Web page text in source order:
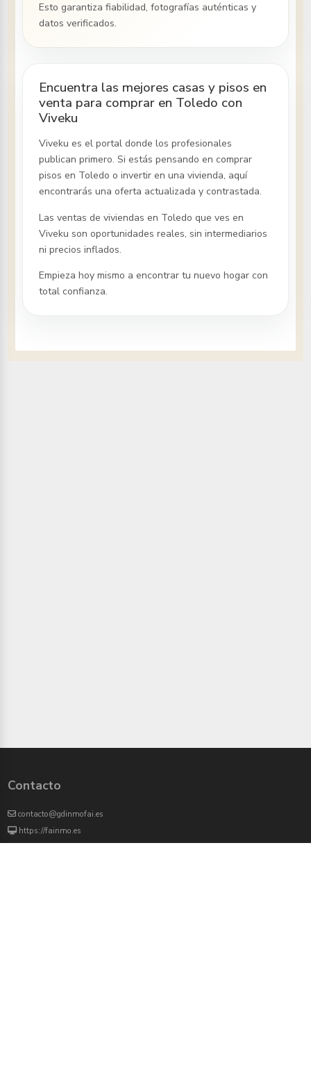
Esto garantiza fiabilidad, fotografías auténticas y
datos verificados.
Encuentra las mejores casas y pisos en
venta para comprar en Toledo con
Viveku
Viveku es el portal donde los profesionales
publican primero. Si estás pensando en comprar
pisosen Toledo o invertir en una vivienda, aquí
encontrarás una oferta actualizada y contrastada.
Las ventas de viviendasen Toledo que ves en
Viveku son oportunidades reales, sin intermediarios
ni precios inflados.
Empieza hoy mismo a encontrar tu nuevo hogar con
total confianza.
Contacto
contacto@gdinmofai.es
https://fainmo.es